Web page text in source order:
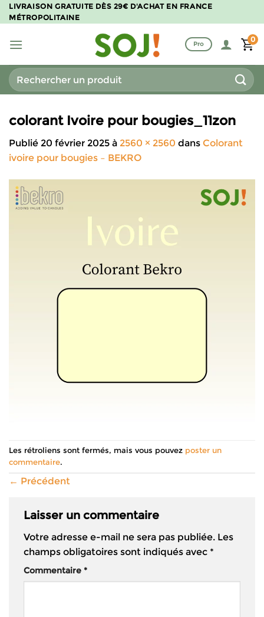
Passer
au
LIVRAISON GRATUITE DÈS 29€ D'ACHAT EN FRANCE
MÉTROPOLITAINE
Pro
0
Recherche
pour :
colorant Ivoire pour bougies_11zon
Publié 20 février 2025 à 2560 × 2560 dans Colorant
ivoire pour bougies – BEKRO
Les rétroliens sont fermés, mais vous pouvez poster un
commentaire.
← Précédent
Laisser un commentaire
Votre adresse e-mail ne sera pas publiée. Les
champs obligatoires sont indiqués avec *
Commentaire *